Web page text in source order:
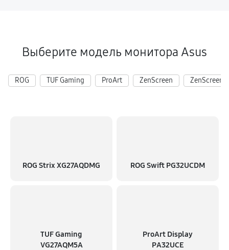
Выберите модель монитора Asus
ROG TUF Gaming ProArt ZenScreen ZenScreen
ROG Strix XG27AQDMG ROG Swift PG32UCDM
TUF Gaming
VG27AQM5A
ProArt Display
PA32UCE